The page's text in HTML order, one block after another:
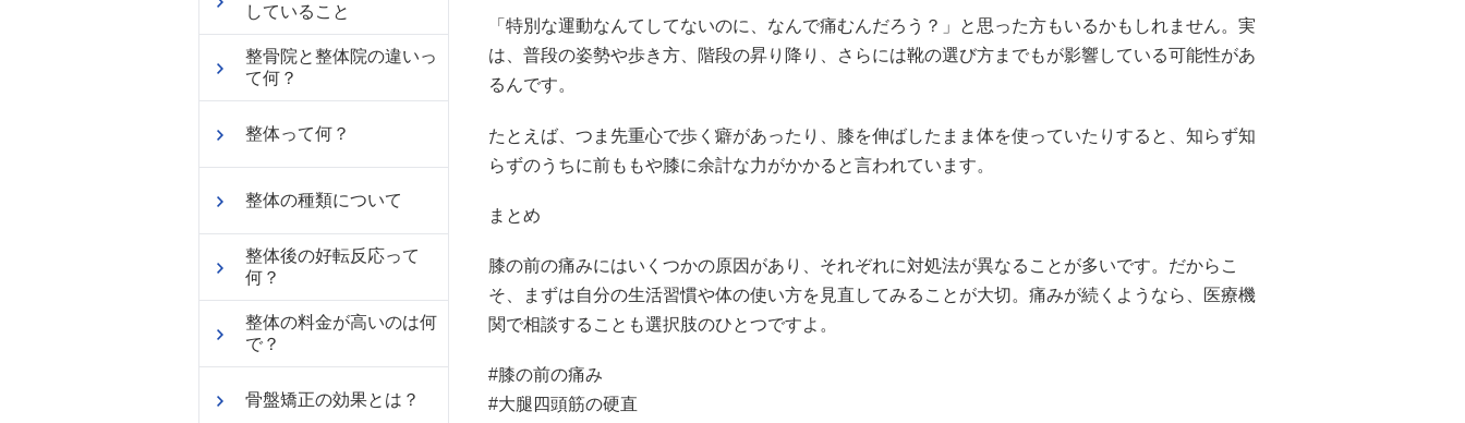
していること
整骨院と整体院の違いっ
て何？
整体って何？
整体の種類について
整体後の好転反応って
何？
整体の料金が高いのは何
で？
骨盤矯正の効果とは？
「特別な運動なんてしてないのに、なんで痛むんだろう？」と思った方もいるかもしれません。実
は、普段の姿勢や歩き方、階段の昇り降り、さらには靴の選び方までもが影響している可能性があ
るんです。
たとえば、つま先重心で歩く癖があったり、膝を伸ばしたまま体を使っていたりすると、知らず知
らずのうちに前ももや膝に余計な力がかかると言われています。
まとめ
膝の前の痛みにはいくつかの原因があり、それぞれに対処法が異なることが多いです。だからこ
そ、まずは自分の生活習慣や体の使い方を見直してみることが大切。痛みが続くようなら、医療機
関で相談することも選択肢のひとつですよ。
#膝の前の痛み
#大腿四頭筋の硬直